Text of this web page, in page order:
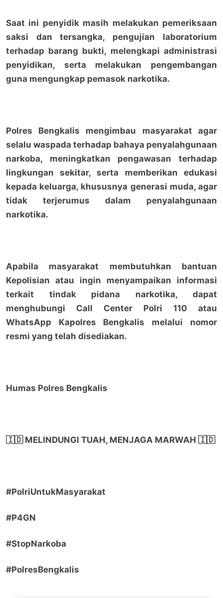
Saat ini penyidik masih melakukan pemeriksaan
saksi dan tersangka, pengujian laboratorium
terhadap barang bukti, melengkapi administrasi
penyidikan, serta melakukan pengembangan
guna mengungkap pemasok narkotika.
Polres Bengkalis mengimbau masyarakat agar
selalu waspada terhadap bahaya penyalahgunaan
narkoba, meningkatkan pengawasan terhadap
lingkungan sekitar, serta memberikan edukasi
kepada keluarga, khususnya generasi muda, agar
tidak terjerumus dalam penyalahgunaan
narkotika.
Apabila masyarakat membutuhkan bantuan
Kepolisian atau ingin menyampaikan informasi
terkait tindak pidana narkotika, dapat
menghubungi Call Center Polri 110 atau
WhatsApp Kapolres Bengkalis melalui nomor
resmi yang telah disediakan.
Humas Polres Bengkalis
🇮🇩 MELINDUNGI TUAH, MENJAGA MARWAH 🇮🇩
#PolriUntukMasyarakat
#P4GN
#StopNarkoba
#PolresBengkalis